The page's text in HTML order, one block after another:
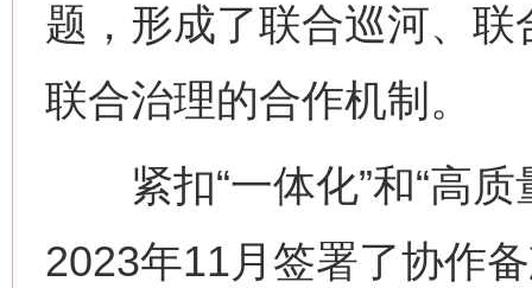
题，形成了联合巡河、
联合治理的合作机制。
紧扣“一体化”和“高质
2023年11月签署了协作